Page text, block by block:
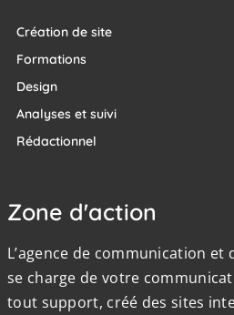
Création de site
Formations
Design
Analyses et suivi
Rédactionnel
Zone d'action
L’agence de communication et
se charge de votre
tout support, créé des sites